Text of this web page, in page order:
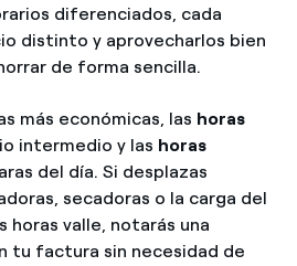
diferenciados, cada
distinto y aprovecharlos bien
de forma sencilla.
más económicas, las horas
intermedio y las horas
del día. Si desplazas
secadoras o la carga del
horas valle, notarás una
tu factura sin necesidad de